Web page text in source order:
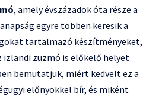
, amely évszázadok óta része a
egyre többen keresik a
tartalmazó készítményeket,
izlandi zuzmó is előkelő helyet
bemutatjuk, miért kedvelt ez a
előnyökkel bír, és miként